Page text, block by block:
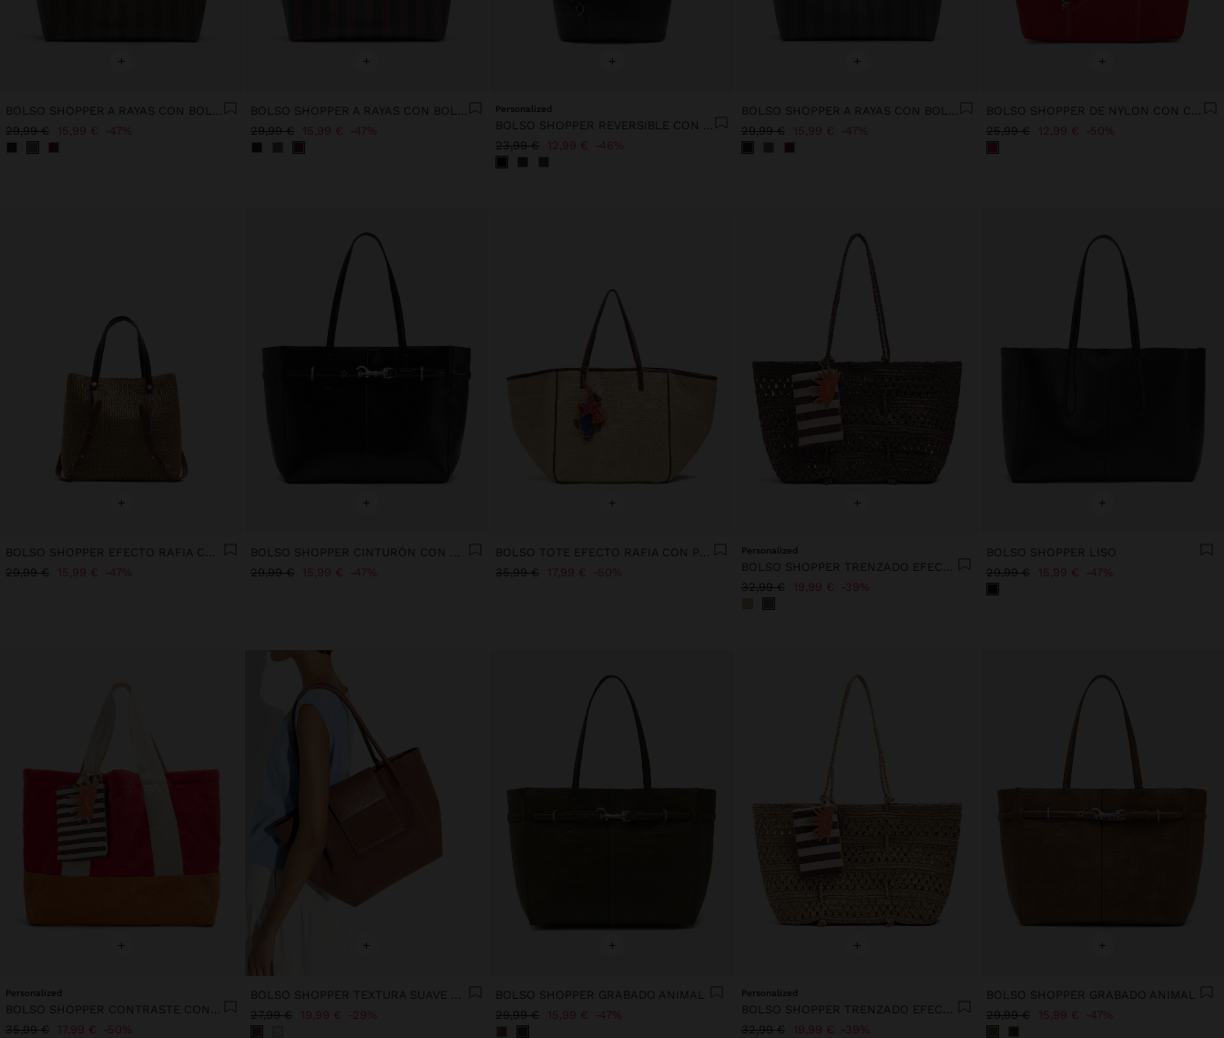
+
BOLSO SHOPPER A RAYAS CON BOLSA EXTRAÍBLE
29,99 € 15,99 € 47%
+
BOLSO SHOPPER A RAYAS CON BOLSA EXTRAÍBLE
29,99 € 15,99 € 47%
+
Personalized
BOLSO SHOPPER REVERSIBLE CON BOLSA EXTRAÍBLE M
23,99 € 12,99 € 46%
+
BOLSO SHOPPER A RAYAS CON BOLSA EXTRAÍBLE
29,99 € 15,99 € 47%
+
BOLSO SHOPPER DE NYLON CON COLGANTE
25,99 € 12,99 € 50%
+
BOLSO SHOPPER EFECTO RAFIA CON ASAS VERSÁTILES
29,99 € 15,99 € 47%
+
BOLSO SHOPPER CINTURÓN CON MOSQUETÓN
29,99 € 15,99 € 47%
+
BOLSO TOTE EFECTO RAFIA CON PENDURO XL
35,99 € 17,99 € 50%
+
Personalized
BOLSO SHOPPER TRENZADO EFECTO RAFIA
32,99 € 19,99 € 39%
+
BOLSO SHOPPER LISO
29,99 € 15,99 € 47%
+
Personalized
35,99 € 17,99 € 50%
+
27,99 € 19,99 € 29%
+
BOLSO SHOPPER GRABADO ANIMAL
29,99 € 15,99 € 47%
+
Personalized
32,99 € 19,99 € 39%
+
BOLSO SHOPPER GRABADO ANIMAL
29,99 € 15,99 € 47%